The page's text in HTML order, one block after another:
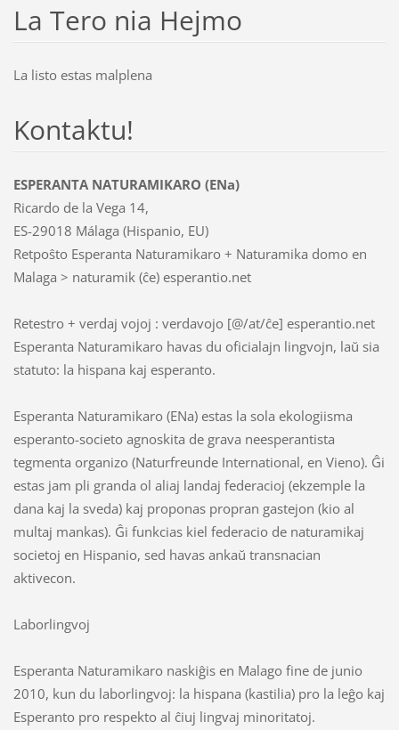
La Tero nia Hejmo
La listo estas malplena
Kontaktu!
ESPERANTA NATURAMIKARO (ENa)
Ricardo de la Vega 14,
ES-29018 Málaga (Hispanio, EU)
Retpoŝto Esperanta Naturamikaro + Naturamika domo en
Malaga > naturamik (ĉe) esperantio.net
Retestro + verdaj vojoj : verdavojo [@/at/ĉe] esperantio.net
Esperanta Naturamikaro havas du oficialajn lingvojn, laŭ sia
statuto: la hispana kaj esperanto.
Esperanta Naturamikaro (ENa) estas la sola ekologiisma
esperanto-societo agnoskita de grava neesperantista
tegmenta organizo (Naturfreunde International, en Vieno). Ĝi
estas jam pli granda ol aliaj landaj federacioj (ekzemple la
dana kaj la sveda) kaj proponas propran gastejon (kio al
multaj mankas). Ĝi funkcias kiel federacio de naturamikaj
societoj en Hispanio, sed havas ankaŭ transnacian
aktivecon.
Laborlingvoj
Esperanta Naturamikaro naskiĝis en Malago fine de junio
2010, kun du laborlingvoj: la hispana (kastilia) pro la leĝo kaj
Esperanto pro respekto al ĉiuj lingvaj minoritatoj.